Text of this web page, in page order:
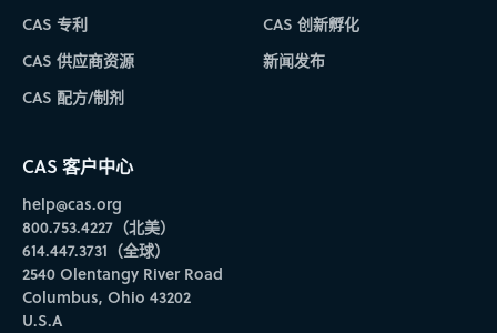
CAS 专利
CAS 供应商资源
CAS 配方/制剂
CAS 创新孵化
新闻发布
CAS 客户中心
help@cas.org
800.753.4227（北美）
614.447.3731（全球）
2540 Olentangy River Road
Columbus, Ohio 43202
U.S.A